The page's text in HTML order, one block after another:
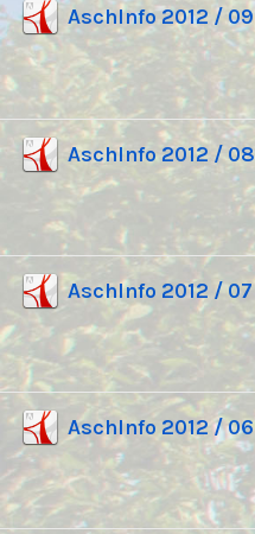
AschInfo 2012 / 09
AschInfo 2012 / 08
AschInfo 2012 / 07
AschInfo 2012 / 06